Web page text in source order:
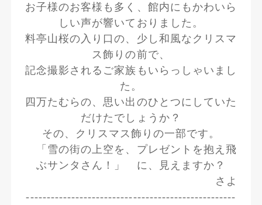
お子様のお客様も多く、館内にもかわいら
しい声が響いておりました。
料亭山桜の入り口の、少し和風なクリスマ
ス飾りの前で、
記念撮影されるご家族もいらっしゃいまし
た。
四万たむらの、思い出のひとつにしていた
だけたでしょうか？
その、クリスマス飾りの一部です。
「雪の街の上空を、プレゼントを抱え飛
ぶサンタさん！」 に、見えますか？
さよ
---------------------------------------------------